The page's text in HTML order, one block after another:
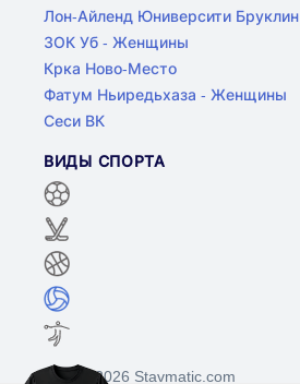
Лон-Айленд Юниверсити Бруклин
ЗОК Уб - Женщины
Крка Ново-Место
Фатум Ньиредьхаза - Женщины
Сеси ВК
ВИДЫ СПОРТА
©2017-2026 Stavmatic.com